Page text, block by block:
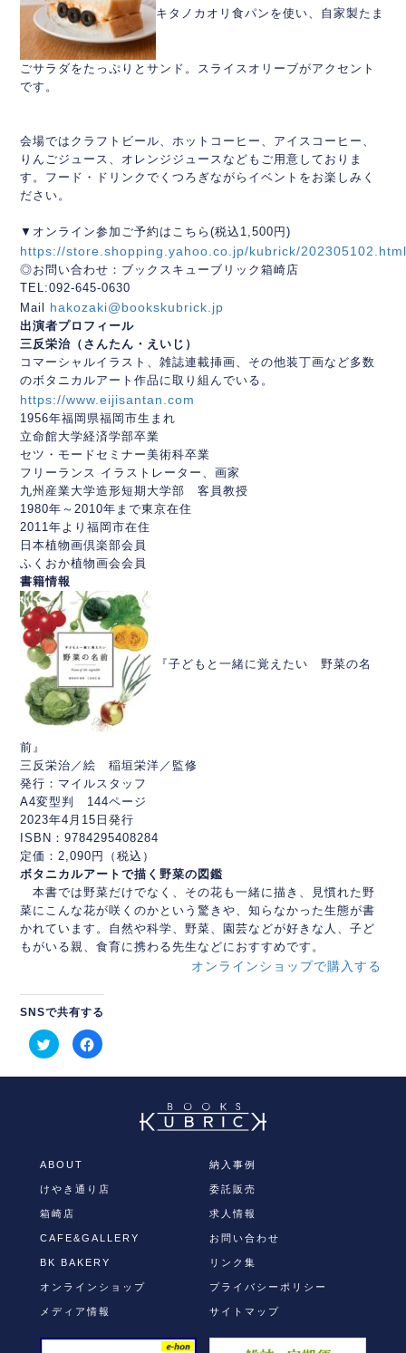
キタノカオリ食パンを使い、自家製たま
ごサラダをたっぷりとサンド。スライスオリーブがアクセント
です。
会場ではクラフトビール、ホットコーヒー、アイスコーヒー、
りんごジュース、オレンジジュースなどもご用意しておりま
す。フード・ドリンクでくつろぎながらイベントをお楽しみく
ださい。
▼オンライン参加ご予約はこちら(税込1,500円)
https://store.shopping.yahoo.co.jp/kubrick/
◎お問い合わせ：ブックスキューブリック箱崎店
TEL:092-645-0630
Mail hakozaki@bookskubrick.jp
出演者プロフィール
三反栄治（さんたん・えいじ）
コマーシャルイラスト、雑誌連載挿画、その他装丁画など多数
のボタニカルアート作品に取り組んでいる。
https://www.eijisantan.com
1956年福岡県福岡市生まれ
立命館大学経済学部卒業
セツ・モードセミナー美術科卒業
フリーランス イラストレーター、画家
九州産業大学造形短期大学部 客員教授
1980年～2010年まで東京在住
2011年より福岡市在住
日本植物画倶楽部会員
ふくおか植物画会会員
書籍情報
『子どもと一緒に覚えたい 野菜の名
前』
三反栄治／絵 稲垣栄洋／監修
発行：マイルスタッフ
A4変型判 144ページ
2023年4月15日発行
ISBN：9784295408284
定価：2,090円（税込）
ボタニカルアートで描く野菜の図鑑
本書では野菜だけでなく、その花も一緒に描き、見慣れた野
菜にこんな花が咲くのかという驚きや、知らなかった生態が書
かれています。自然や科学、野菜、園芸などが好きな人、子ど
もがいる親、食育に携わる先生などにおすすめです。
オンラインショップで購入する
SNSで共有する
ク
リ
ク
し
い
ウ
ィ
ド
で
き
ま
す)
Facebook
で
有
て
く
(新
い
ウ
ィ
ン
ウ
開
き
ABOUT
けやき通り店
箱崎店
CAFE&GALLERY
BK BAKERY
オンラインショップ
メディア情報
納入事例
委託販売
求人情報
お問い合わせ
リンク集
プライバシーポリシー
サイトマップ